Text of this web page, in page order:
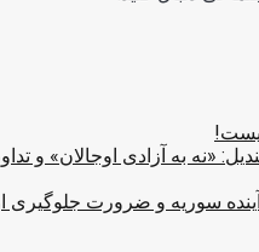
«نه به آزادی اوجالان» و
سوریه و ضرورت جلوگیری